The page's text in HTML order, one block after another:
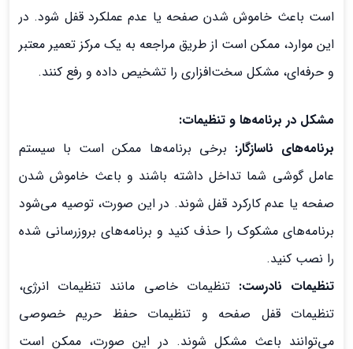
است باعث خاموش شدن صفحه یا عدم عملکرد قفل شود. در
این موارد، ممکن است از طریق مراجعه به یک مرکز تعمیر معتبر
و حرفه‌ای، مشکل سخت‌افزاری را تشخیص داده و رفع کنند.
مشکل در برنامه‌ها و تنظیمات:
برنامه‌های ناسازگار: برخی برنامه‌ها ممکن است با سیستم
عامل گوشی شما تداخل داشته باشند و باعث خاموش شدن
صفحه یا عدم کارکرد قفل شوند. در این صورت، توصیه می‌شود
برنامه‌های مشکوک را حذف کنید و برنامه‌های بروزرسانی شده
را نصب کنید.
تنظیمات نادرست: تنظیمات خاصی مانند تنظیمات انرژی،
تنظیمات قفل صفحه و تنظیمات حفظ حریم خصوصی
می‌توانند باعث مشکل شوند. در این صورت، ممکن است